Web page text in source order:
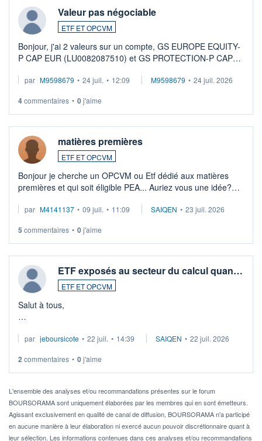
Valeur pas négociable
ETF ET OPCVM
Bonjour, j'ai 2 valeurs sur un compte, GS EUROPE EQUITY-
P CAP EUR (LU0082087510) et GS PROTECTION-P CAP
veux procéder à la vente, on me signale ...
par M9598679 • 24 juil. • 12:09 M9598679 • 24 juil. 2026
4commentaires • 0j'aime
matières premières
ETF ET OPCVM
Bonjour je cherche un OPCVM ou Etf dédié aux matières
premières et qui soit éligible PEA... Auriez vous une idée?
par M4141137 • 09 juil. • 11:09 SAIQEN • 23 juil. 2026
5 commentaires • 0j'aime
ETF exposés au secteur du calcul quan…
ETF ET OPCVM
Salut à tous,
via un ETF plutôt que des actions individuelles.
Idéalement, je voudrais qu'il soit éligible au PEA.
Pour l' ...
par jeboursicote • 22 juil. • 14:39 SAIQEN • 22 juil. 2026
2 commentaires • 0j'aime
L'ensemble des analyses et/ou recommandations présentes sur le forum
BOURSORAMA sont uniquement élaborées par les membres qui en sont émetteurs.
Agissant exclusivement en qualité de canal de diffusion, BOURSORAMA n'a participé
en aucune manière à leur élaboration ni exercé aucun pouvoir discrétionnaire quant à
leur sélection. Les informations contenues dans ces analyses et/ou recommandations